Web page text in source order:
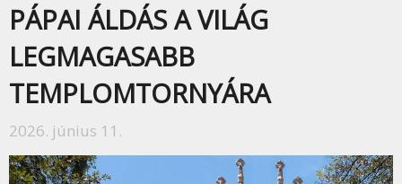
PÁPAI ÁLDÁS A VILÁG
LEGMAGASABB
TEMPLOMTORNYÁRA
2026. június 11.